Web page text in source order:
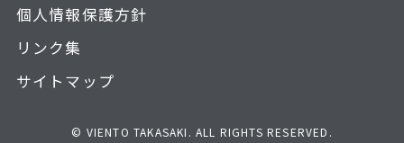
個人情報保護方針
リンク集
サイトマップ
© VIENTO TAKASAKI. ALL RIGHTS RESERVED.